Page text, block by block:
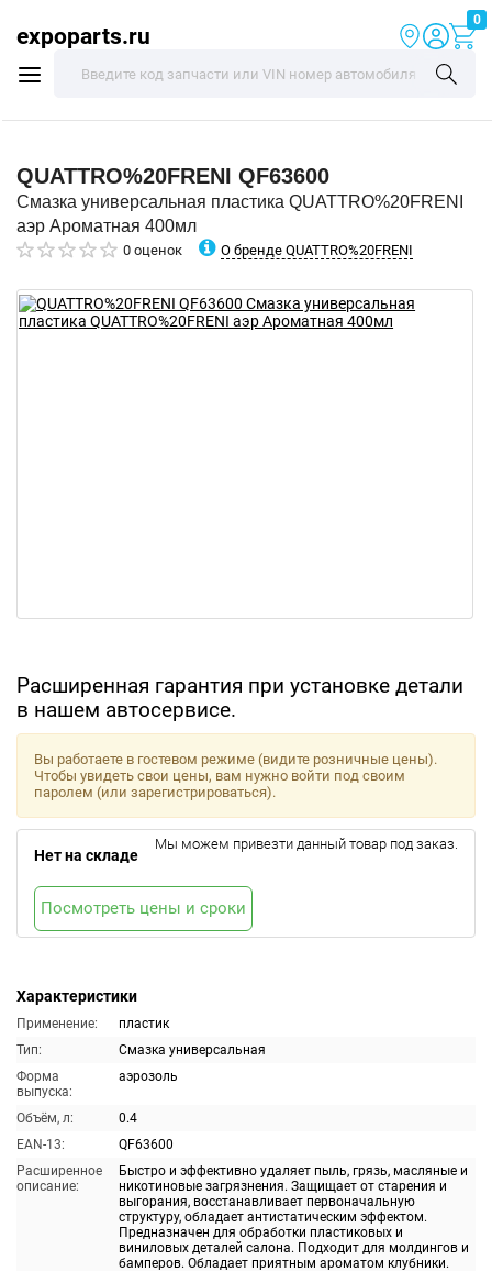
expoparts.ru
0
QUATTRO%20FRENI QF63600
Смазка универсальная пластика QUATTRO%20FRENI
аэр Ароматная 400мл
0 оценок О бренде QUATTRO%20FRENI
Расширенная гарантия при установке детали
в нашем автосервисе.
Характеристики
Применение:
пластик
Тип:
Смазка универсальная
Форма
выпуска:
аэрозоль
Объём, л:
0.4
EAN-13:
QF63600
Расширенное
описание:
Быстро и эффективно удаляет пыль, грязь, масляные и
никотиновые загрязнения. Защищает от старения и
выгорания, восстанавливает первоначальную
структуру, обладает антистатическим эффектом.
Предназначен для обработки пластиковых и
виниловых деталей салона. Подходит для молдингов и
бамперов. Обладает приятным ароматом клубники.
Вы работаете в гостевом режиме (видите розничные цены).
Чтобы увидеть свои цены, вам нужно войти под своим
паролем (или зарегистрироваться).
Нет на складе
Мы можем привезти данный товар под заказ.
Посмотреть цены и сроки